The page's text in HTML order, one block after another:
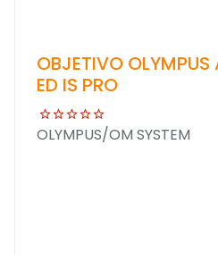
OBJETIVO
ED IS PRO
OLYMPUS/OM SYSTEM